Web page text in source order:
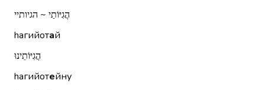
הֲגִיּוֹתַי ~ הגיותיי
hагийотай
הֲגִיּוֹתֵינוּ
hагийотейну